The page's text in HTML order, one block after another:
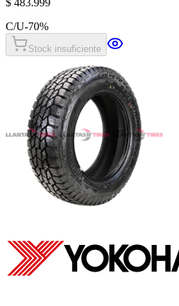
$ 483.999
C/U-70%
Stock insuficiente